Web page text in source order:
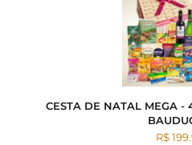
CESTA DE NATAL MEGA -
R$